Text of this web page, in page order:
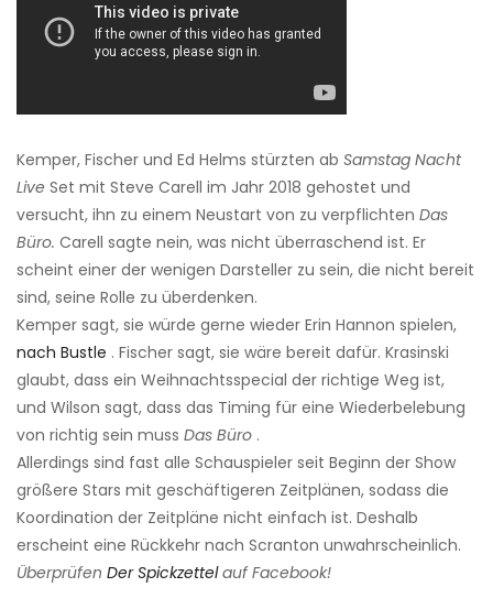
Kemper, Fischer und Ed Helms stürzten ab Samstag Nacht
Live Set mit Steve Carell im Jahr 2018 gehostet und
versucht, ihn zu einem Neustart von zu verpflichten Das
Büro. Carell sagte nein, was nicht überraschend ist. Er
scheint einer der wenigen Darsteller zu sein, die nicht bereit
sind, seine Rolle zu überdenken.
Kemper sagt, sie würde gerne wieder Erin Hannon spielen,
nach Bustle . Fischer sagt, sie wäre bereit dafür. Krasinski
glaubt, dass ein Weihnachtsspecial der richtige Weg ist,
und Wilson sagt, dass das Timing für eine Wiederbelebung
von richtig sein muss Das Büro .
Allerdings sind fast alle Schauspieler seit Beginn der Show
größere Stars mit geschäftigeren Zeitplänen, sodass die
Koordination der Zeitpläne nicht einfach ist. Deshalb
erscheint eine Rückkehr nach Scranton unwahrscheinlich.
Überprüfen Der Spickzettel auf Facebook!